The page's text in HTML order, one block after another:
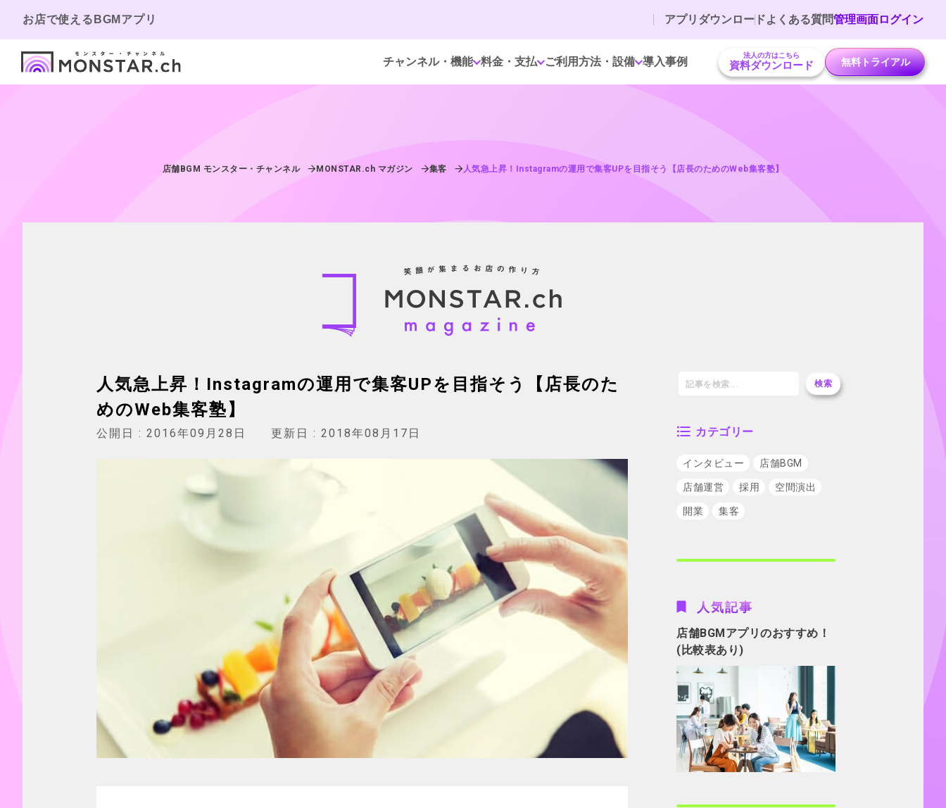
お店で使えるBGMアプリ アプリダウンロードよくある質問管理画面ログイン
チャンネル・機能 料金・支払 ご利用方法・設備 導入事例 法人の方はこちら
資料ダウンロード 無料トライアル
店舗BGM モンスター・チャンネル MONSTAR.ch マガジン 集客 人気急上昇！Instagramの運用で集客UPを目指そう【店長のためのWeb集客塾】
人気急上昇！Instagramの運用で集客UPを目指そう【店長のた
めのWeb集客塾】
公開日 : 2016年09月28日 更新日 : 2018年08月17日
検索
カテゴリー
インタビュー 店舗BGM
店舗運営 採用 空間演出
開業 集客
人気記事
店舗BGMアプリのおすすめ！
(比較表あり)